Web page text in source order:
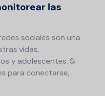
las
sociales son una
vidas,
y adolescentes. Si
para conectarse,